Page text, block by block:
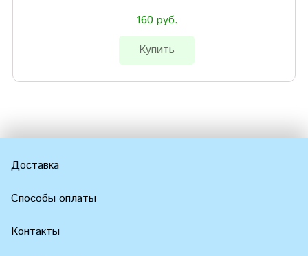
160 руб.
Купить
Доставка
Способы оплаты
Контакты